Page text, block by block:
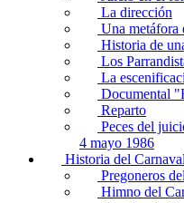
La dirección
Una metáfora
Historia de
Los
La
Documental
Reparto
Peces del
4 mayo 1986
Historia del Carnaval
Pregoneros
Himno del